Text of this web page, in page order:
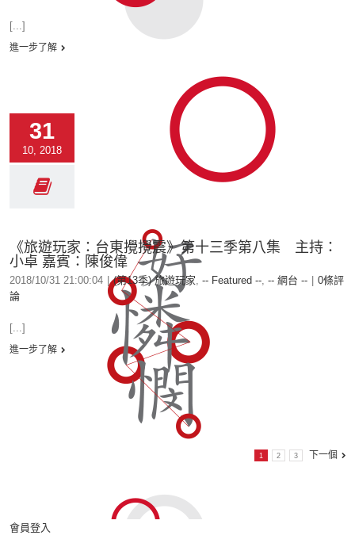
[...]
進一步了解
31
10, 2018
《旅遊玩家：台東攪攪震》第十三季第八集 主持：
小卓 嘉賓：陳俊偉
2018/10/31 21:00:04 (第13季) 旅遊玩家, -- Featured --, -- 網台 --
0條評
論
[...]
進一步了解
1 2 3 下一個
會員登入